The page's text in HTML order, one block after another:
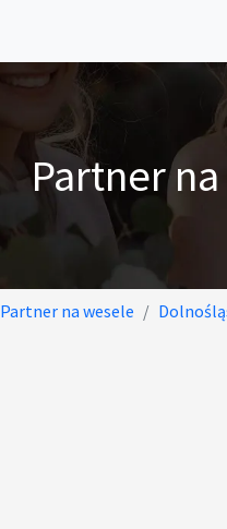
Partner
Partner na wesele